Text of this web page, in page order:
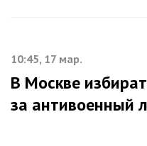
10:45, 17 мар.
В Москве
за антивоенный